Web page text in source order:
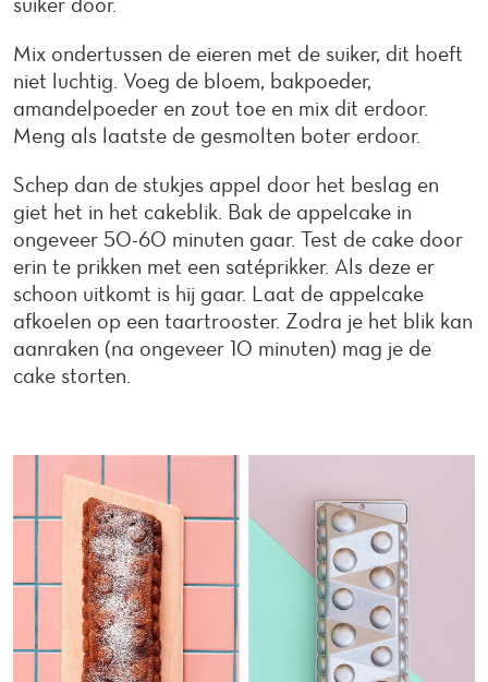
Mix ondertussen de eieren met de suiker, dit hoeft
niet luchtig. Voeg de bloem, bakpoeder,
amandelpoeder en zout toe en mix dit erdoor.
Meng als laatste de gesmolten boter erdoor.
Schep dan de stukjes appel door het beslag en
giet het in het cakeblik. Bak de appelcake in
ongeveer 50-60 minuten gaar. Test de cake door
erin te prikken met een satéprikker. Als deze er
schoon uitkomt is hij gaar. Laat de appelcake
afkoelen op een taartrooster. Zodra je het blik kan
aanraken (na ongeveer 10 minuten) mag je de
cake storten.